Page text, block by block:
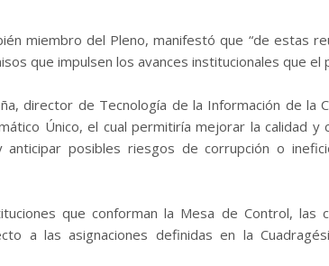
miembro del Pleno, manifestó que “de estas
que impulsen los avances institucionales que el
director de Tecnología de la Información de la
Único, el cual permitiría mejorar la calidad y
posibles riesgos de corrupción o
que conforman la Mesa de Control, las
a las asignaciones definidas en la